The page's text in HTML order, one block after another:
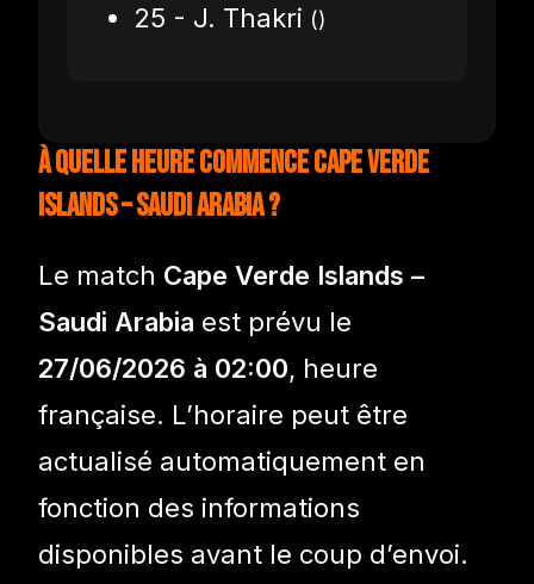
25 - J. Thakri ()
À quelle heure commence Cape Verde
Islands – Saudi Arabia ?
Le match Cape Verde Islands –
Saudi Arabia est prévu le
27/06/2026 à 02:00, heure
française. L’horaire peut être
actualisé automatiquement en
fonction des informations
disponibles avant le coup d’envoi.